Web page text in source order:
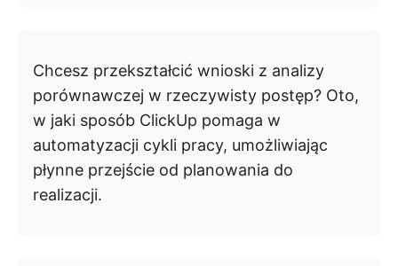
Chcesz przekształcić wnioski z analizy
porównawczej w rzeczywisty postęp? Oto,
w jaki sposób ClickUp pomaga w
automatyzacji cykli pracy, umożliwiając
płynne przejście od planowania do
realizacji.